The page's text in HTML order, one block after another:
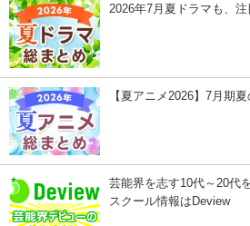
2026年7月夏ドラマも、
【夏アニメ2026】7月期
芸能界を志す10代～20代
スクール情報はDeview